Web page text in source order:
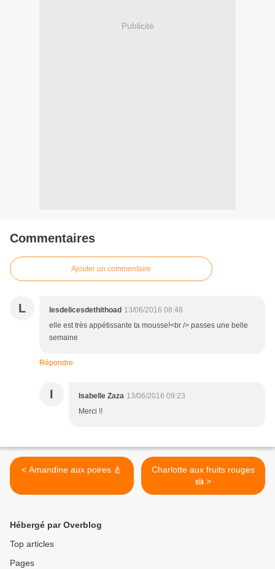
Publicité
Commentaires
Ajouter un commentaire
L lesdelicesdethithoad 13/06/2016 08:48
elle est très appétissante ta mousse!<br /> passes une belle
semaine
Répondre
I Isabelle Zaza 13/06/2016 09:23
Merci !!
< Amandine aux poires 🍐
Charlotte aux fruits rouges
🍰 >
Hébergé par Overblog
Top articles
Pages